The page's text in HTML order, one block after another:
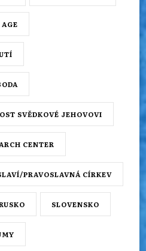
SVĚDKOVÉ JEHOVOVI
CENTER
PRAVOSLAVNÁ CÍRKEV
SLOVENSKO